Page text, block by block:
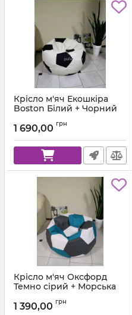
Крісло м'яч Екошкіра
Boston Білий + Чорний
1 690,00 грн
Крісло м'яч Оксфорд
Темно сірий + Морська
Артикул: ball-ox-312-257-101-80
1 390,00 грн